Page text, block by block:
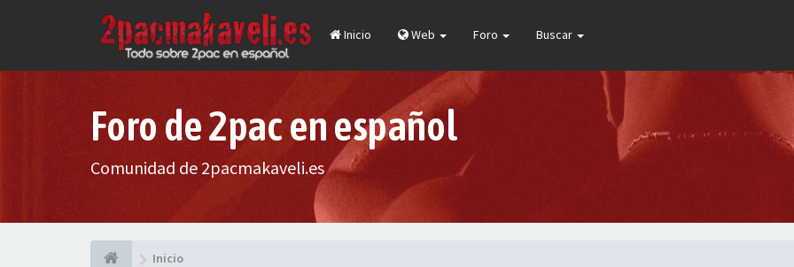
Inicio Web Foro Buscar
Foro de 2pac en español
Comunidad de 2pacmakaveli.es
Inicio